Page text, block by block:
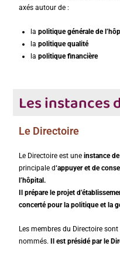
axés autour de :
lapolitique générale de
la politique qualité
lapolitique financière
Les instances
Le Directoire
Le Directoire est une instance
principale d‘appuyer et de
l’hôpital.
Il prépare le projet
concerté pour la politique et la
Les membres du Directoire
nommés. Il est présidé par le